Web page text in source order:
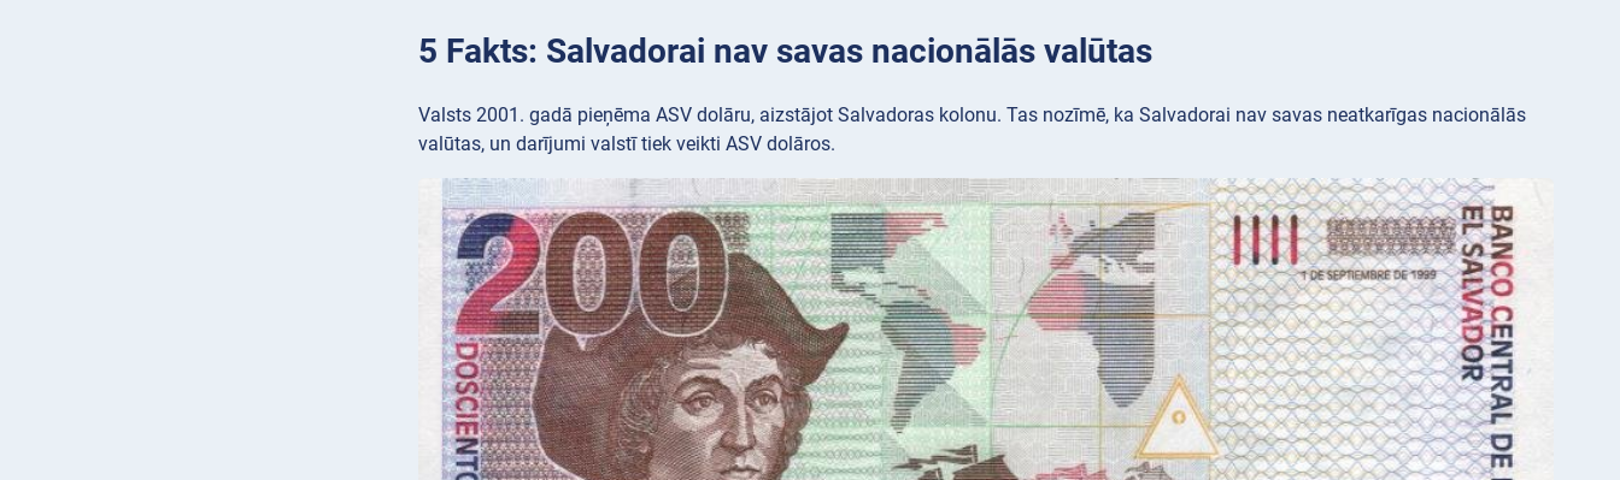
5 Fakts: Salvadorai nav savas nacionālās valūtas
Valsts 2001. gadā pieņēma ASV dolāru, aizstājot Salvadoras kolonu. Tas nozīmē, ka Salvadorai nav savas neatkarīgas nacionālās
valūtas, un darījumi valstī tiek veikti ASV dolāros.